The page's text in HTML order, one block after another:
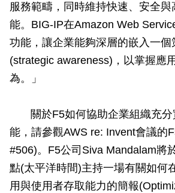
服務範疇，同時維持快速、安全
能。 BIG-IP在Amazon Web
功能，讓企業能夠深層的嵌入一個
(strategic awareness) ，以掌握應
為。」
關於F5如何協助企業組織充
能，請參觀AWS re: Invent會議的
#506)。 F5公司 Siva Mandalam將
點(太平洋時間)主持一場有關如何
用與使用者存取能力的簡報